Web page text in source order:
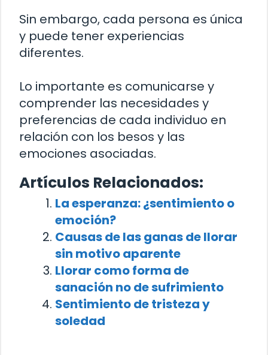
Sin embargo, cada persona es única
y puede tener experiencias
diferentes.
Lo importante es comunicarse y
comprender las necesidades y
preferencias de cada individuo en
relación con los besos y las
emociones asociadas.
Artículos Relacionados:
La esperanza: ¿sentimiento o
emoción?
Causas de las ganas de llorar
sin motivo aparente
Llorar como forma de
sanación no de sufrimiento
Sentimiento de tristeza y
soledad